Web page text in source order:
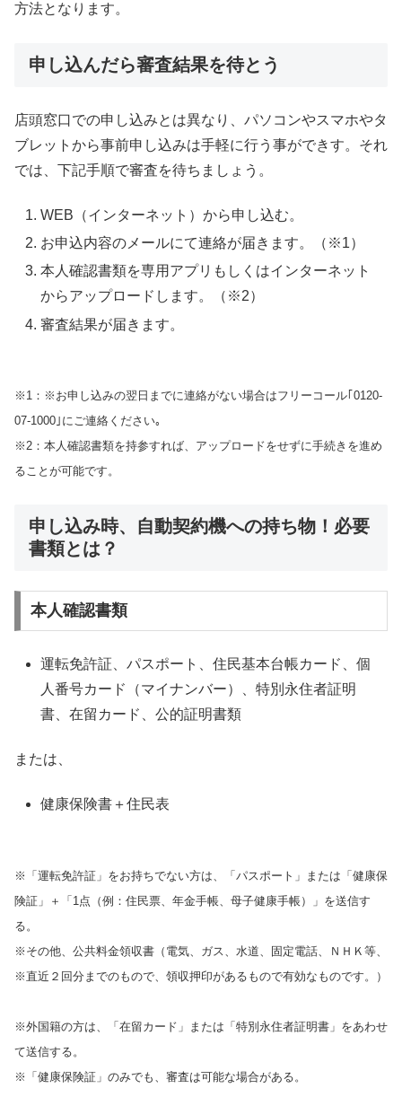
方法となります。
申し込んだら審査結果を待とう
店頭窓口での申し込みとは異なり、パソコンやスマホやタ
ブレットから事前申し込みは手軽に行う事ができす。それ
では、下記手順で審査を待ちましょう。
WEB（インターネット）から申し込む。
お申込内容のメールにて連絡が届きます。（※1）
本人確認書類を専用アプリもしくはインターネット
からアップロードします。（※2）
審査結果が届きます。
※1：※お申し込みの翌日までに連絡がない場合はフリーコール｢0120-
07-1000｣にご連絡ください｡
※2：本人確認書類を持参すれば、アップロードをせずに手続きを進め
ることが可能です。
申し込み時、自動契約機への持ち物！必要
書類とは？
本人確認書類
運転免許証、パスポート、住民基本台帳カード、個
人番号カード（マイナンバー）、特別永住者証明
書、在留カード、公的証明書類
または、
健康保険書＋住民表
※「運転免許証」をお持ちでない方は、「パスポート」または「健康保
険証」＋「1点（例：住民票、年金手帳、母子健康手帳）」を送信す
る。
※その他、公共料金領収書（電気、ガス、水道、固定電話、ＮＨＫ等、
※直近２回分までのもので、領収押印があるもので有効なものです。）
※外国籍の方は、「在留カード」または「特別永住者証明書」をあわせ
て送信する。
※「健康保険証」のみでも、審査は可能な場合がある。